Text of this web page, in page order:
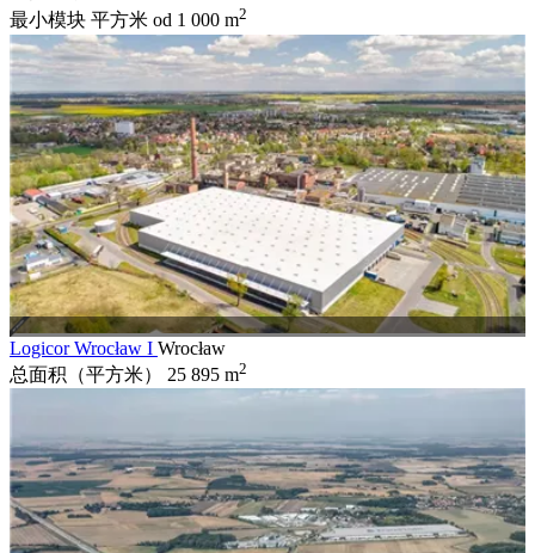
最小模块 平方米 od 1 000 m2
Logicor Wrocław I Wrocław
总面积（平方米）
25 895 m2